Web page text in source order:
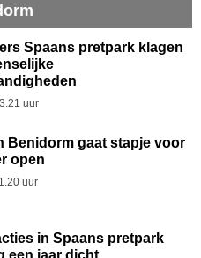
Spaans pretpark klagen
uur
Benidorm gaat stapje voor
open
uur
in Spaans pretpark
een jaar dicht